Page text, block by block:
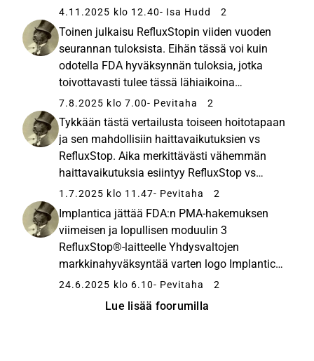
Biotechnology Activity: Audiocast with
teleconference
4.11.2025 klo 12.40- Isa Hudd 2
Toinen julkaisu RefluxStopin viiden vuoden
seurannan tuloksista. Eihän tässä voi kuin
odotella FDA hyväksynnän tuloksia, jotka
toivottavasti tulee tässä lähiaikoina
(autumn). implantica.com Implantica
announces second publication of
groundbreaking 5-year results from...
Implantica...
7.8.2025 klo 7.00- Pevitaha 2
Tykkään tästä vertailusta toiseen hoitotapaan
ja sen mahdollisiin haittavaikutuksien vs
RefluxStop. Aika merkittävästi vähemmän
haittavaikutuksia esiintyy RefluxStop vs
Nissen Implantica julkistaa merkittävän
RefluxStop® 5-vuotisen kliinisen tutkimuksen
tulokset, jotka osoittavat...
1.7.2025 klo 11.47- Pevitaha 2
Implantica jättää FDA:n PMA-hakemuksen
viimeisen ja lopullisen moduulin 3
RefluxStop®-laitteelle Yhdysvaltojen
markkinahyväksyntää varten logo Implantica
jättää FDA:n PMA-hakemuksen viimeisen ja
Yhdysvaltojen markkinahyväksyntää varten...
24.6.2025 klo 6.10- Pevitaha 2
Lue lisää foorumilla